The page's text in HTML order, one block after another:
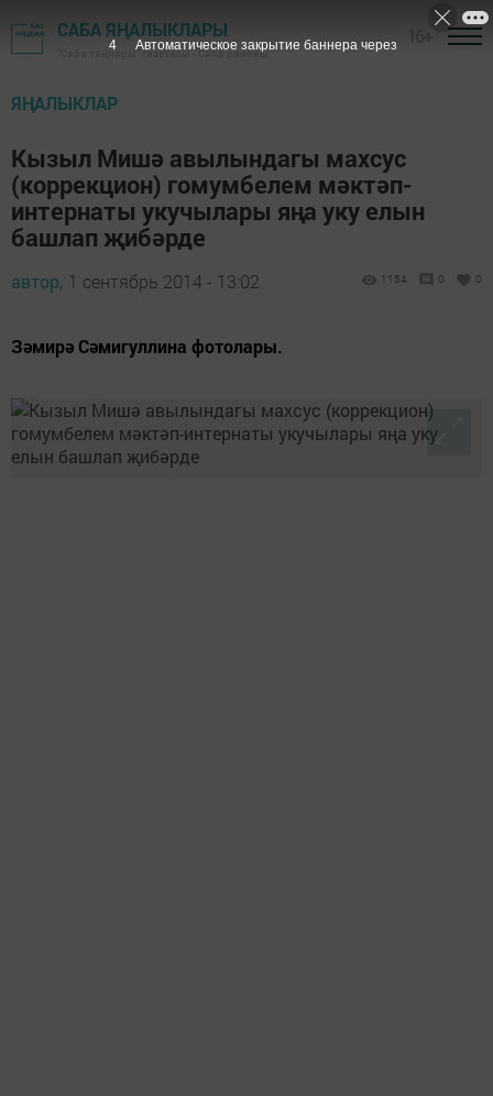
САБА ЯҢАЛЫКЛАРЫ
"Саба таңнары" газетасы - Саба районы
ЯҢАЛЫКЛАР
Кызыл Мишә авылындагы махсус
(коррекцион) гомумбелем мәктәп-
интернаты укучылары яңа уку елын
башлап җибәрде
автор, 1 сентябрь 2014 - 13:02 1154 0 0
Зәмирә Сәмигуллина фотолары.
3 Автоматическое закрытие баннера через